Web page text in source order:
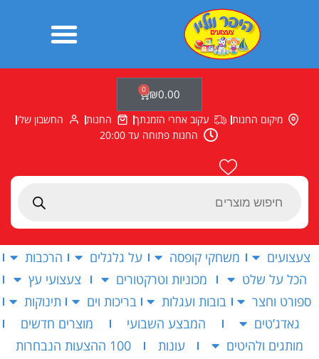
Products
₪0.00
0
עגלת
קניות
מיקום החנות עקוב אחרי הזמנתך החנות
החשבון שלי
החנות פתוחה עד 20:00
צעצועים משחקי קופסה על גלגלים
הרכבות
הכל על שלט
מכוניות וטרקטורים
צעצועי עץ
ספורט וחצר
בובות ועגלות בריכות וים
תינוקות
גאדג’טים
המבצע השבועי
מוצרים חדשים
מותגים ולהיטים
עונות 100 ההצעות הנבחרות